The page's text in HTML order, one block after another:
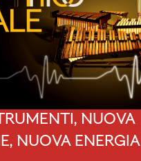
NUOVA
NUOVA ENERGIA